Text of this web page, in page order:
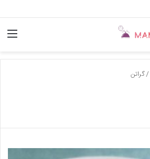
/گراتن